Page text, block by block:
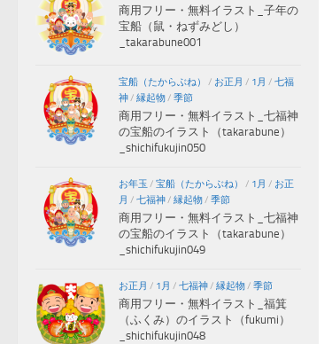
商用フリー・無料イラスト_子年の
宝船（鼠・ねずみどし）
_takarabune001
宝船（たからぶね） / お正月 / 1月 / 七福
神/ 縁起物/ 季節
商用フリー・無料イラスト_七福神
の宝船のイラスト（takarabune）
_shichifukujin050
お年玉 / 宝船（たからぶね） / 1月 / お正
月 / 七福神/ 縁起物/ 季節
商用フリー・無料イラスト_七福神
の宝船のイラスト（takarabune）
_shichifukujin049
お正月 / 1月 / 七福神/ 縁起物/ 季節
商用フリー・無料イラスト_福箕
（ふくみ）のイラスト（fukumi）
_shichifukujin048